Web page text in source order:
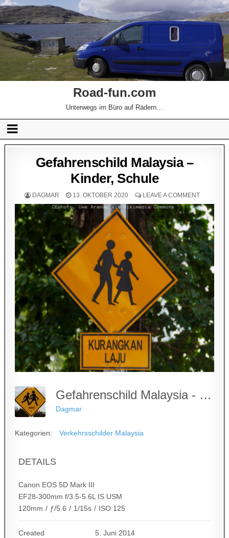
Road-fun.com
Unterwegs im Büro auf Rädern…
Gefahrenschild Malaysia –
Kinder, Schule
DAGMAR 13. OKTOBER 2020 LEAVE A COMMENT
Gefahrenschild Malaysia - Kinder, Schule
Dagmar
Kategorien: Verkehrsschilder Malaysia
DETAILS
Canon EOS 5D Mark III
EF28-300mm f/3.5-5.6L IS USM
120mm / ƒ/5.6 / 1/15s / ISO 125
Created
5. Juni 2014